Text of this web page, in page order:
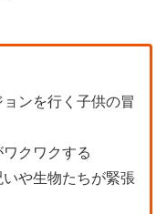
ンを行く子供の冒
クワクする
や生物たちが緊張